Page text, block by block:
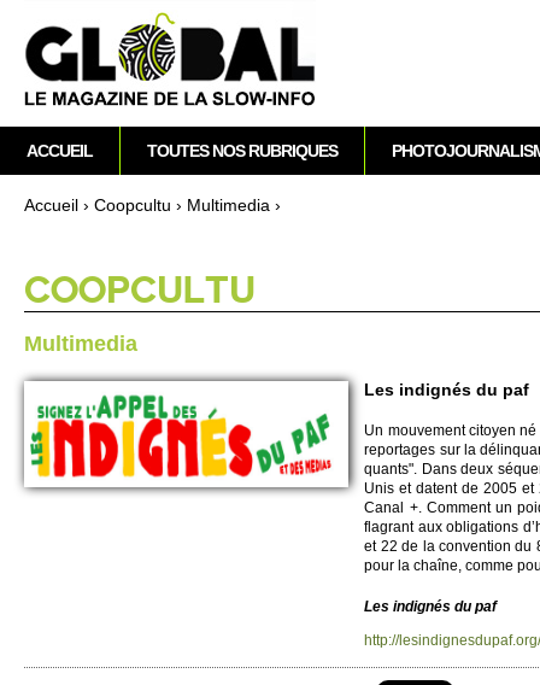
Accueil › Co­opcultu › Multi­media ›
CO­OPCULTU
Multi­media
Les indignés du paf
Un mouve­ment ci­to­yen
re­po­rtages sur la
quants". Dans deux
Unis et datent de 2005
Canal +. Co­m­ment un
flagrant aux obligati­ons
et 22 de la convention du
pour la chaîne, comme
Les indignés du paf
http://​
M
e
n
r
i
n
i
p
a
ACCUEIL TOUTES NOS RUBRIQUES